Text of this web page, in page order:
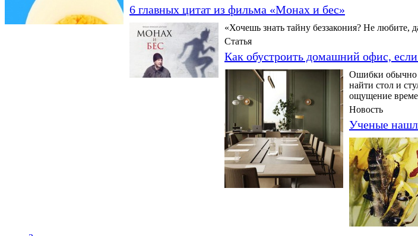
6 главных цитат из фильма «Монах и бес»
«Хочешь знать тайну беззакония? Не
Статья
Как обустроить домашний офис,
Ошибки обычно
найти стол и
ощущение
Новость
Ученые